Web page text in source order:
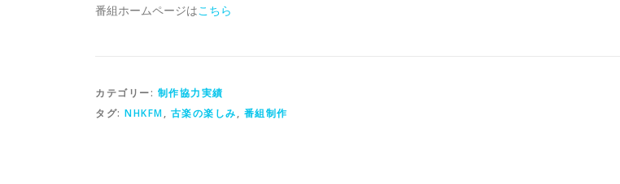
番組ホームページはこちら
カテゴリー: 制作協力実績
タグ: NHKFM, 古楽の楽しみ, 番組制作